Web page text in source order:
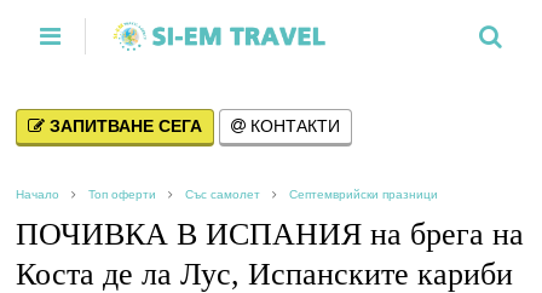
ЗАПИТВАНЕ СЕГА КОНТАКТИ
Начало Топ оферти Със самолет Септемврийски празници
ПОЧИВКА В ИСПАНИЯ на брега на
Коста де ла Лус, Испанските кариби